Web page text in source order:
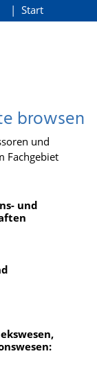
Start
browsen
und
Fachgebiet
und